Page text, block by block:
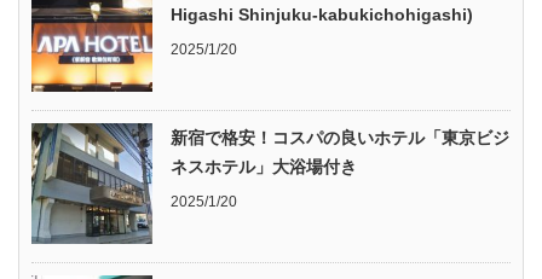
Higashi Shinjuku-kabukichohigashi)
2025/1/20
新宿で格安！コスパの良いホテル「東京ビジ
ネスホテル」大浴場付き
2025/1/20